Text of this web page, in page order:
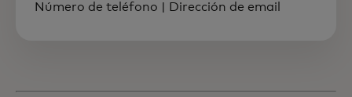
Número de teléfono | Dirección de email